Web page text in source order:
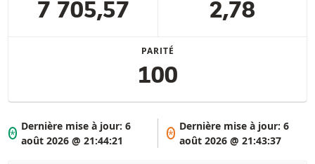
7 705,57 2,78
PARITÉ
100
*
Dernière mise à jour:6
août 2026 @ 21:44:21
*
Dernière mise à jour: 6
août 2026 @ 21:43:37